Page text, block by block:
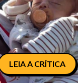
LEIA A CRÍTICA